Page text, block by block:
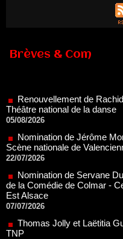
Brèves & Com
Nomination de Jérôme
Scène nationale de
Nomination de Servane
de la Comédie de Colmar -
07/07/2026
Thomas Jolly et Laëtitia
TNP
Fonds SACD Théâtre : les